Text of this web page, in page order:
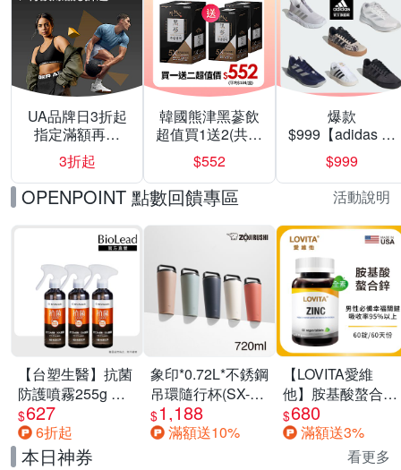
UA品牌日3折起
指定滿額再折
200
3折起
韓國熊津黑蔘飲
超值買1送2(共24
入組)
$552
爆款
$999【adidas 愛
迪達】男/女 精選
運動鞋休閒鞋 任
選均一價
$999
OPENPOINT 點數回饋專區 活動說明
【台塑生醫】抗菌
防護噴霧255g 三
入組
$627
6折起
象印*0.72L*不銹鋼
吊環隨行杯(SX-
LA72H)
$1,188
滿額送10%
【LOVITA愛維
他】胺基酸螯合鋅
x2瓶30mg素食錠
(鋅錠)
$680
滿額送3%
本日神券 看更多